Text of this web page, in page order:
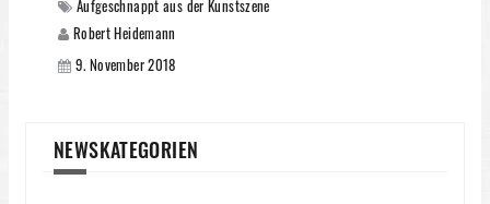
Aufgeschnappt aus der Kunstszene
Robert Heidemann
9. November 2018
NEWSKATEGORIEN